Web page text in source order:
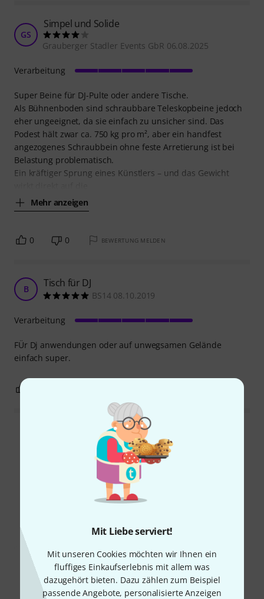
Mit Liebe serviert!
Mit unseren Cookies möchten wir Ihnen ein
fluffiges Einkaufserlebnis mit allem was
dazugehört bieten. Dazu zählen zum Beispiel
passende Angebote, personalisierte Anzeigen
GS
Simpel und Solide
Grauberger Stadler Events GbR 06.08.2025
Super Beine für DJ-Pulte oder andere Tische.
Als Bühnenboden sind schraubbare Teleskopbeine jedoch
eher ungeeignet, da sie einfach zu unsicher sind. Das
Podest hält zwar ca. 750 kg pro m², aber ein handfest
angezogenes Schraubbein ohne feste Arretierung ist bei
Belastung problematisch.
Ein kräftiger Sprung eines Künstlers – und das Gewicht
Mehr anzeigen
Verarbeitung
0 0 BEWERTUNG MELDEN
B Tisch für DJ
BS14 08.10.2019
FÜr Dj anwendungen oder auf unwegsamen Gelände
einfach super.
Verarbeitung
Alle Bewertungen lesen
Schon gewusst?